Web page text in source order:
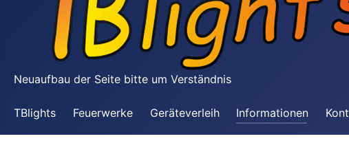
Neuaufbau der Seite bitte um Verständnis
TBlights Feuerwerke Geräteverleih Informationen